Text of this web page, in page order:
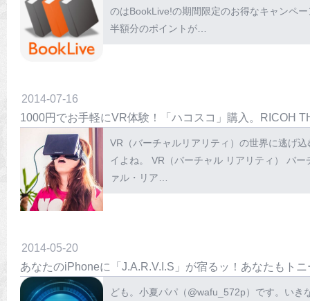
のはBookLive!の期間限定のお得なキャンペ
半額分のポイントが…
2014-07-16
1000円でお手軽にVR体験！「ハコスコ」購入。RICOH
VR（バーチャルリアリティ）の世界に逃げ
イよね。 VR（バーチャル リアリティ） バ
ァル・リア…
2014-05-20
あなたのiPhoneに「J.A.R.V.I.S」が宿るッ！あなたもト
ども。小夏パパ（@wafu_572p）です。い